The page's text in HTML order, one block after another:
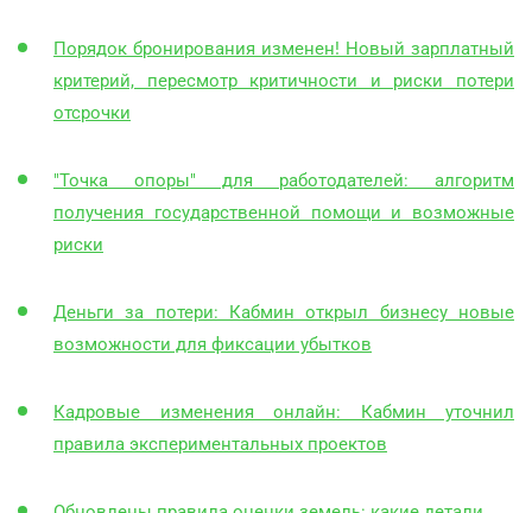
Порядок бронирования изменен! Новый зарплатный
критерий, пересмотр критичности и риски потери
отсрочки
"Точка опоры" для работодателей: алгоритм
получения государственной помощи и возможные
риски
Деньги за потери: Кабмин открыл бизнесу новые
возможности для фиксации убытков
Кадровые изменения онлайн: Кабмин уточнил
правила экспериментальных проектов